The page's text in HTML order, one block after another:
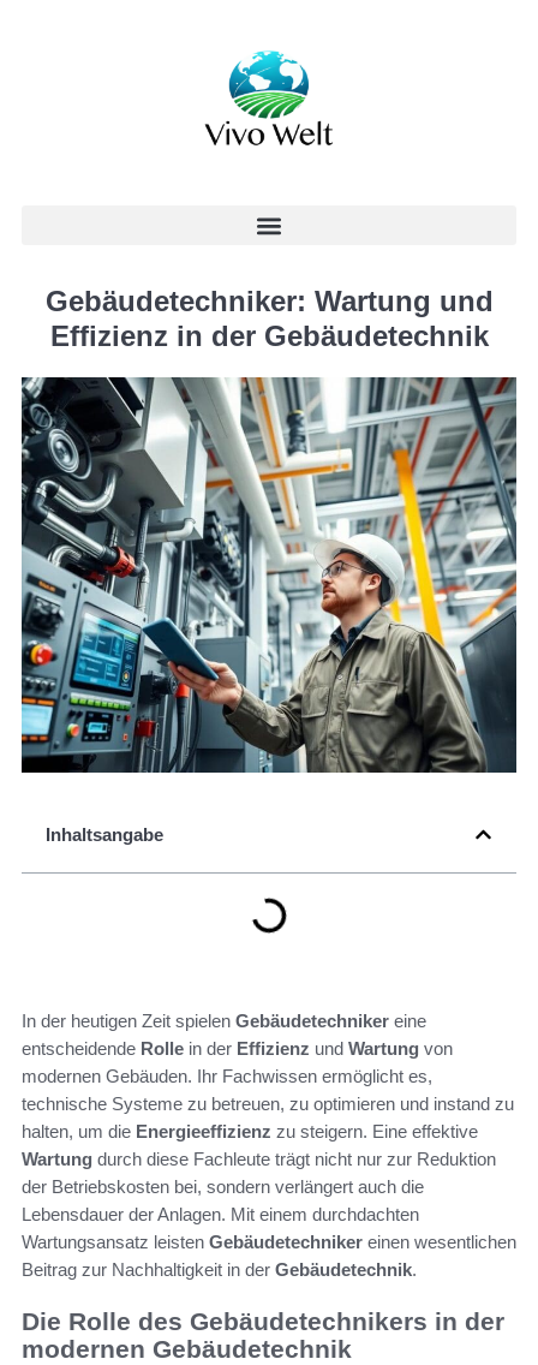
Gebäudetechniker: Wartung und
Effizienz in der Gebäudetechnik
Inhaltsangabe
In der heutigen Zeit spielen Gebäudetechniker eine
entscheidende Rolle in der Effizienz und Wartung von
modernen Gebäuden. Ihr Fachwissen ermöglicht es,
technische Systeme zu betreuen, zu optimieren und instand zu
halten, um die Energieeffizienz zu steigern. Eine effektive
Wartung durch diese Fachleute trägt nicht nur zur Reduktion
der Betriebskosten bei, sondern verlängert auch die
Lebensdauer der Anlagen. Mit einem durchdachten
Wartungsansatz leisten Gebäudetechniker einen wesentlichen
Beitrag zur Nachhaltigkeit in der Gebäudetechnik.
Die Rolle des Gebäudetechnikers in der
modernen Gebäudetechnik